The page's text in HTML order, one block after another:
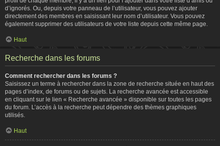
d’ignorés. Ou, depuis votre panneau de l’utilisateur, vous pouvez ajouter
directement des membres en saisissant leur nom d’utilisateur. Vous pouvez
également supprimer des utilisateurs de votre liste depuis cette même page.
Haut
Recherche dans les forums
Comment rechercher dans les forums ?
Saisissez un terme à rechercher dans la zone de recherche située en haut des
pages d’index, de forums ou de sujets. La recherche avancée est accessible
en cliquant sur le lien « Recherche avancée » disponible sur toutes les pages
du forum. L’accès à la recherche peut dépendre des thèmes graphiques
utilisés.
Haut